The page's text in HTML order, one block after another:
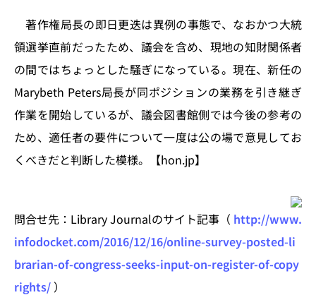
著作権局長の即日更迭は異例の事態で、なおかつ大統
領選挙直前だったため、議会を含め、現地の知財関係者
の間ではちょっとした騒ぎになっている。現在、新任の
Marybeth Peters局長が同ポジションの業務を引き継ぎ
作業を開始しているが、議会図書館側では今後の参考の
ため、適任者の要件について一度は公の場で意見してお
くべきだと判断した模様。【hon.jp】
問合せ先：Library Journalのサイト記事（ http://www.
infodocket.com/2016/12/16/online-survey-posted-li
brarian-of-congress-seeks-input-on-register-of-copy
rights/ ）